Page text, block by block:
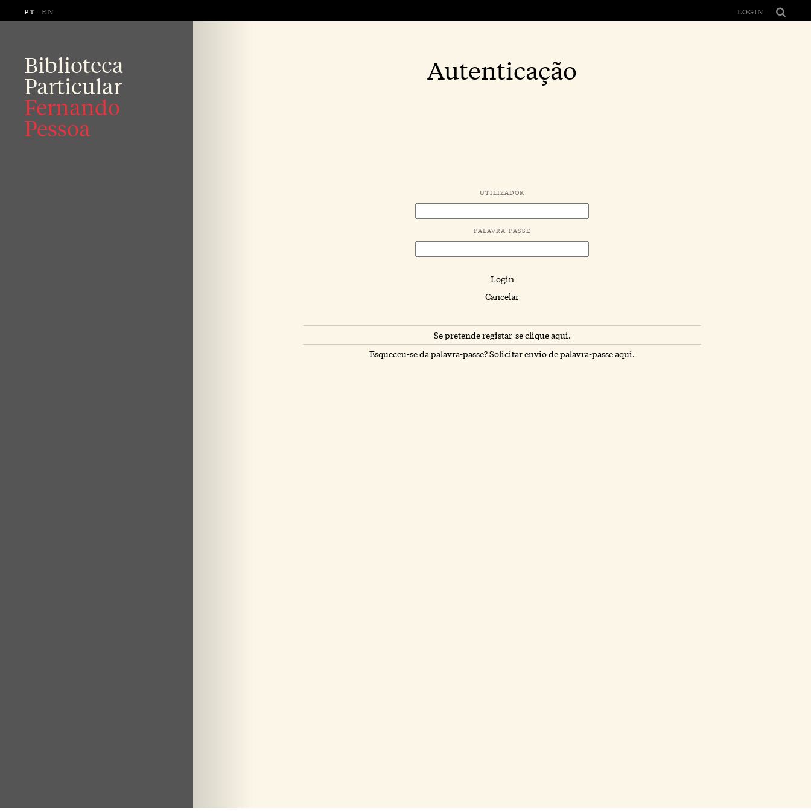
PT EN LOGIN
Biblioteca
Particular
Fernando
Pessoa
Autenticação
UTILIZADOR
PALAVRA-PASSE
Login
Cancelar
Se pretende registar-se clique aqui.
Esqueceu-se da palavra-passe? Solicitar envio de palavra-passe aqui.